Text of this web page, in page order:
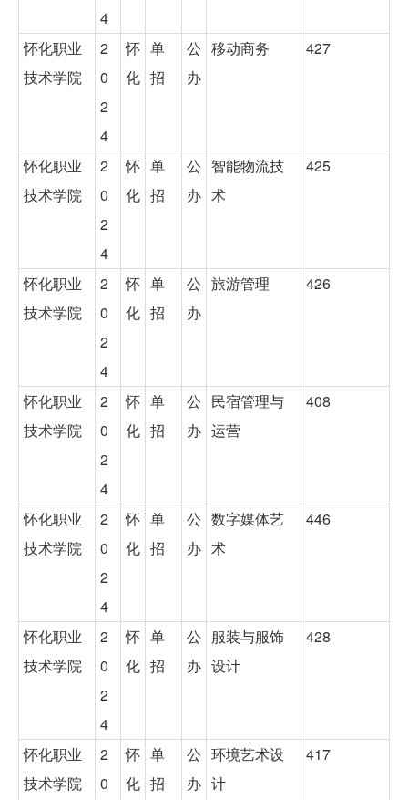
4
怀化职业
技术学院
2
0
2
4
怀
化
单
招
公
办
移动商务 427
怀化职业
技术学院
2
0
2
4
怀
化
单
招
公
办
智能物流技
术
425
怀化职业
技术学院
2
0
2
4
怀
化
单
招
公
办
旅游管理 426
怀化职业
技术学院
2
0
2
4
怀
化
单
招
公
办
民宿管理与
运营
408
怀化职业
技术学院
2
0
2
4
怀
化
单
招
公
办
数字媒体艺
术
446
怀化职业
技术学院
2
0
2
4
怀
化
单
招
公
办
服装与服饰
设计
428
怀化职业
技术学院
2
0
怀
化
单
招
公
办
环境艺术设
计
417